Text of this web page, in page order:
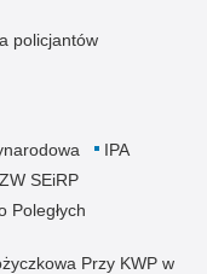
policjantów
IPA
ZW SEiRP
Poległych
Przy KWP w